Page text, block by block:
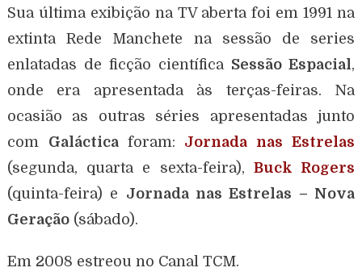
Sua última exibição na TV aberta foi em 1991 na
extinta Rede Manchete na sessão de series
enlatadas de ficção científica Sessão Espacial,
onde era apresentada às terças-feiras. Na
ocasião as outras séries apresentadas junto
com Galáctica foram: Jornada nas Estrelas
(segunda, quarta e sexta-feira), Buck Rogers
(quinta-feira) e Jornada nas Estrelas – Nova
Geração(sábado).
Em 2008 estreou no Canal TCM.